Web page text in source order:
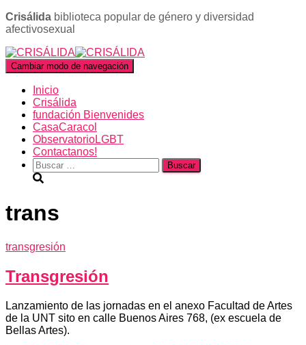
Crisálida biblioteca popular de género y diversidad
afectivosexual
Cambiar modo de navegación
Inicio
Crisálida
fundación Bienvenides
CasaCaracol
ObservatorioLGBT
Contactanos!
Buscar:
trans
transgresión
Transgresión
Lanzamiento de las jornadas en el anexo Facultad de Artes
de la UNT sito en calle Buenos Aires 768, (ex escuela de
Bellas Artes).